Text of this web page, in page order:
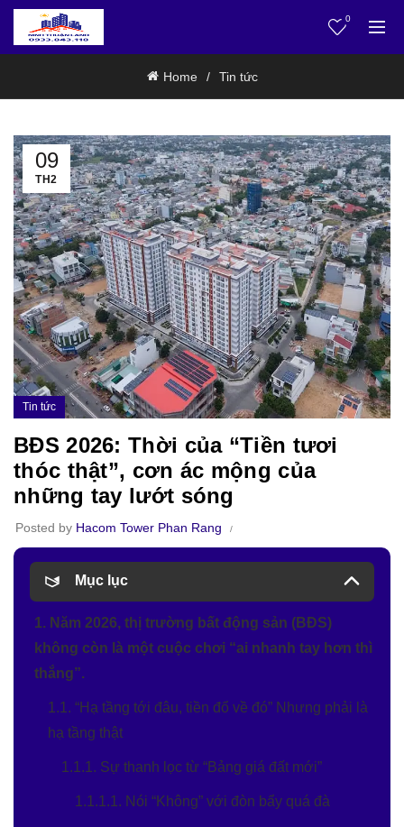
0
Home Tin tức
09
TH2
Tin tức
BĐS 2026: Thời của “Tiền tươi
thóc thật”, cơn ác mộng của
những tay lướt sóng
Posted by Hacom Tower Phan Rang
Mục lục
1. Năm 2026, thị trường bất động sản (BĐS)
không còn là một cuộc chơi “ai nhanh tay hơn thì
thắng”.
1.1. “Hạ tầng tới đâu, tiền đổ về đó” Nhưng phải là
hạ tầng thật
1.1.1. Sự thanh lọc từ “Bảng giá đất mới”
1.1.1.1. Nói “Không” với đòn bẩy quá đà